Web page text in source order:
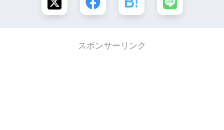
スポンサーリンク